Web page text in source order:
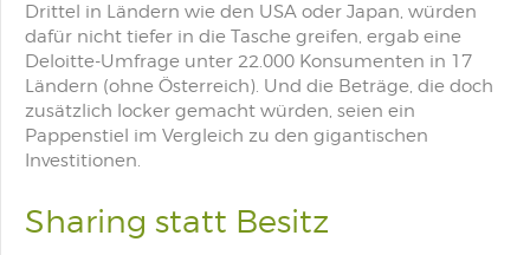
Drittel in Ländern wie den USA oder Japan, würden
dafür nicht tiefer in die Tasche greifen, ergab eine
Deloitte-Umfrage unter 22.000 Konsumenten in 17
Ländern (ohne Österreich). Und die Beträge, die doch
zusätzlich locker gemacht würden, seien ein
Pappenstiel im Vergleich zu den gigantischen
Investitionen.
Sharing statt Besitz